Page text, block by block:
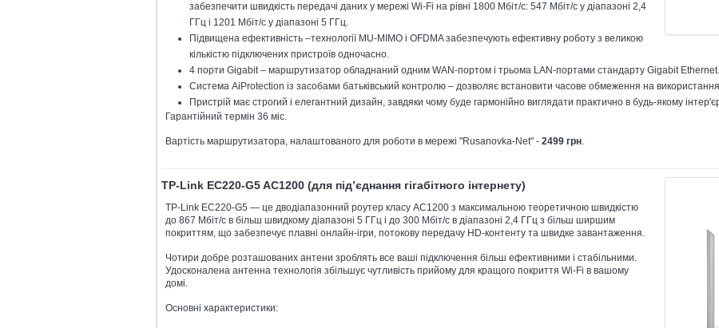
забезпечити швидкість передачі даних у мережі Wi-Fi на рівні 1800 Мбіт/с: 547 Мбіт/с у діапазоні 2,4
ГГц і 1201 Мбіт/с у діапазоні 5 ГГц.
Підвищена ефективність –технології MU-MIMO і OFDMA забезпечують ефективну роботу з великою
кількістю підключених пристроїв одночасно.
4 порти Gigabit – маршрутизатор обладнаний одним WAN-портом і трьома LAN-портами стандарту Gigabit Ethernet.
Система AiProtection із засобами батьківський контролю – дозволяє встановити часове обмеження на
Пристрій має строгий і елегантний дизайн, завдяки чому буде гармонійно виглядати практично в будь-якому
Гарантійний термін 36 міс.
Вартість маршрутизатора, налаштованого для роботи в мережі "Rusanovka-Net" - 2499 грн.
TP-Link EC220-G5 AC1200 (для під’єднання гігабітного інтернету)
TP-Link EC220-G5 — це дводіапазонний роутер класу AC1200 з максимальною теоретичною швидкістю
до 867 Мбіт/с в більш швидкому діапазоні 5 ГГц і до 300 Мбіт/с в діапазоні 2,4 ГГц з більш ширшим
покриттям, що забезпечує плавні онлайн-ігри, потокову передачу HD-контенту та швидке завантаження.
Чотири добре розташованих антени зроблять все ваші підключення більш ефективними і стабільними.
Удосконалена антенна технологія збільшує чутливість прийому для кращого покриття Wi-Fi в вашому
домі.
Основні характеристики: